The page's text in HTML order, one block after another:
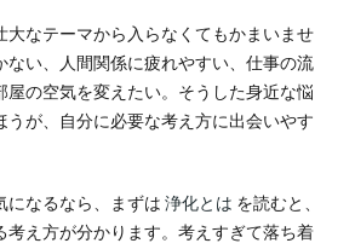
大なテーマから入らなくてもかまいませ
ない、人間関係に疲れやすい、仕事の流
屋の空気を変えたい。そうした身近な悩
うが、自分に必要な考え方に出会いやす
になるなら、まずは 浄化とは を読むと、
考え方が分かります。考えすぎて落ち着